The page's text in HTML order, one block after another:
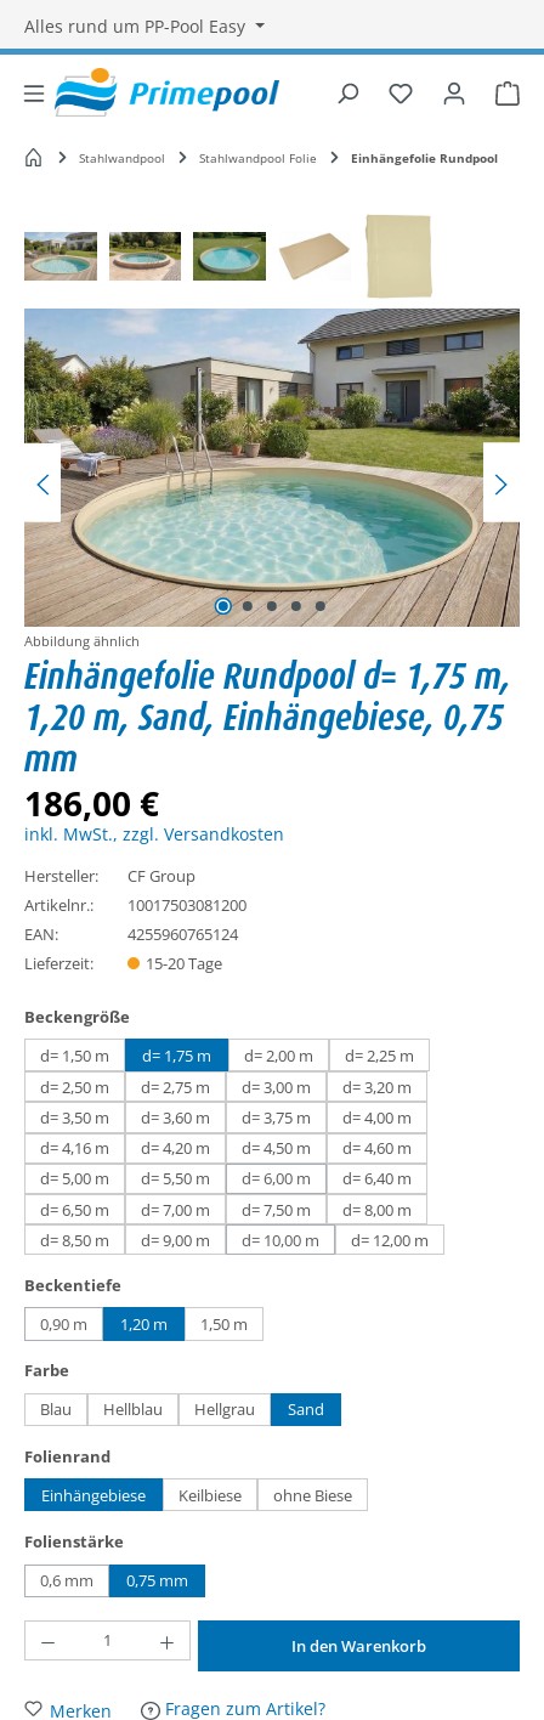
Alles rund um PP-Pool Easy
Du hast 0
StartseiteStahlwandpool Stahlwandpool Folie Einhängefolie Rundpool
Abbildung ähnlich
Einhängefolie Rundpool d= 1,75 m,
1,20 m, Sand, Einhängebiese, 0,75
mm
186,00 €
inkl. MwSt., zzgl. Versandkosten
Hersteller:
CF Group
Artikelnr.:
10017503081200
EAN:
4255960765124
Lieferzeit:
15-20 Tage
Beckengröße
d= 1,50 m
d= 1,75 m d= 2,00 m
d= 2,25 m
d= 2,50 m
d= 2,75 m d= 3,00 m
d= 3,20 m
d= 3,50 m
d= 3,60 m d= 3,75 m
d= 4,00 m
d= 4,16 m
d= 4,20 m d= 4,50 m
d= 4,60 m
d= 5,00 m
d= 5,50 m d= 6,00 m(Diese Option ist zurzeit nicht verfügbar.)
d= 6,40 m
d= 6,50 m
d= 7,00 m d= 7,50 m
d= 8,00 m
d= 8,50 m
d= 9,00 m d= 10,00 m(Diese Option ist zurzeit nicht verfügbar.)
d= 12,00 m
Beckentiefe
0,90 m(Diese Option ist zurzeit nicht verfügbar.)
1,20 m 1,50 m
Farbe
Blau
Hellblau Hellgrau Sand
Folienrandauswählen
Einhängebiese
Keilbiese ohne Biese
Folienstärke
0,6 mm(Diese Option ist zurzeit nicht verfügbar.)
0,75 mm
Produkt Anzahl: Gib den gewünschten Wert ein oder benutze die Schaltflächen
In den Warenkorb
Merken Fragen zum Artikel?